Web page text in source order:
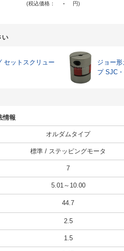
(税込価格： - 円)
い
セットスクリュー
ジョー
プ SJC
情報
オルダムタイプ
標準 / ステッピングモータ
7
5.01～10.00
44.7
2.5
1.5